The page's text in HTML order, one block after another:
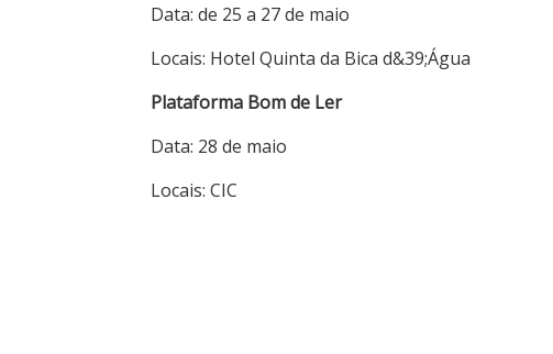
Data: de 25 a 27 de maio
Locais: Hotel Quinta da Bica d&39;Água
Plataforma Bom de Ler
Data: 28 de maio
Locais: CIC